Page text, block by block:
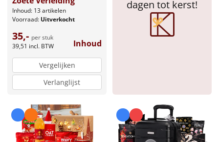
Relatiegeschenken
Cadeaubon
Per stuk
Alle overige
Inhoud: 13 artikelen
Voorraad: Uitverkocht
35,- per stuk
39,51 incl. BTW Inhoud
Vergelijken
Verlanglijst
dagen tot kerst!